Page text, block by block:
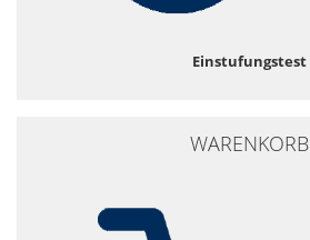
Einstufungstest
WARENKORB